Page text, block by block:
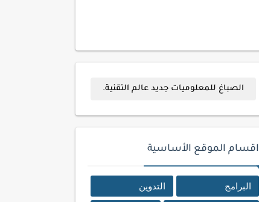
الصباغ للمعلوميات جديد عالم التقنية.
اقسام الموقع الأساسية
البرامج التدوين